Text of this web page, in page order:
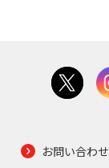
お問い合わせ